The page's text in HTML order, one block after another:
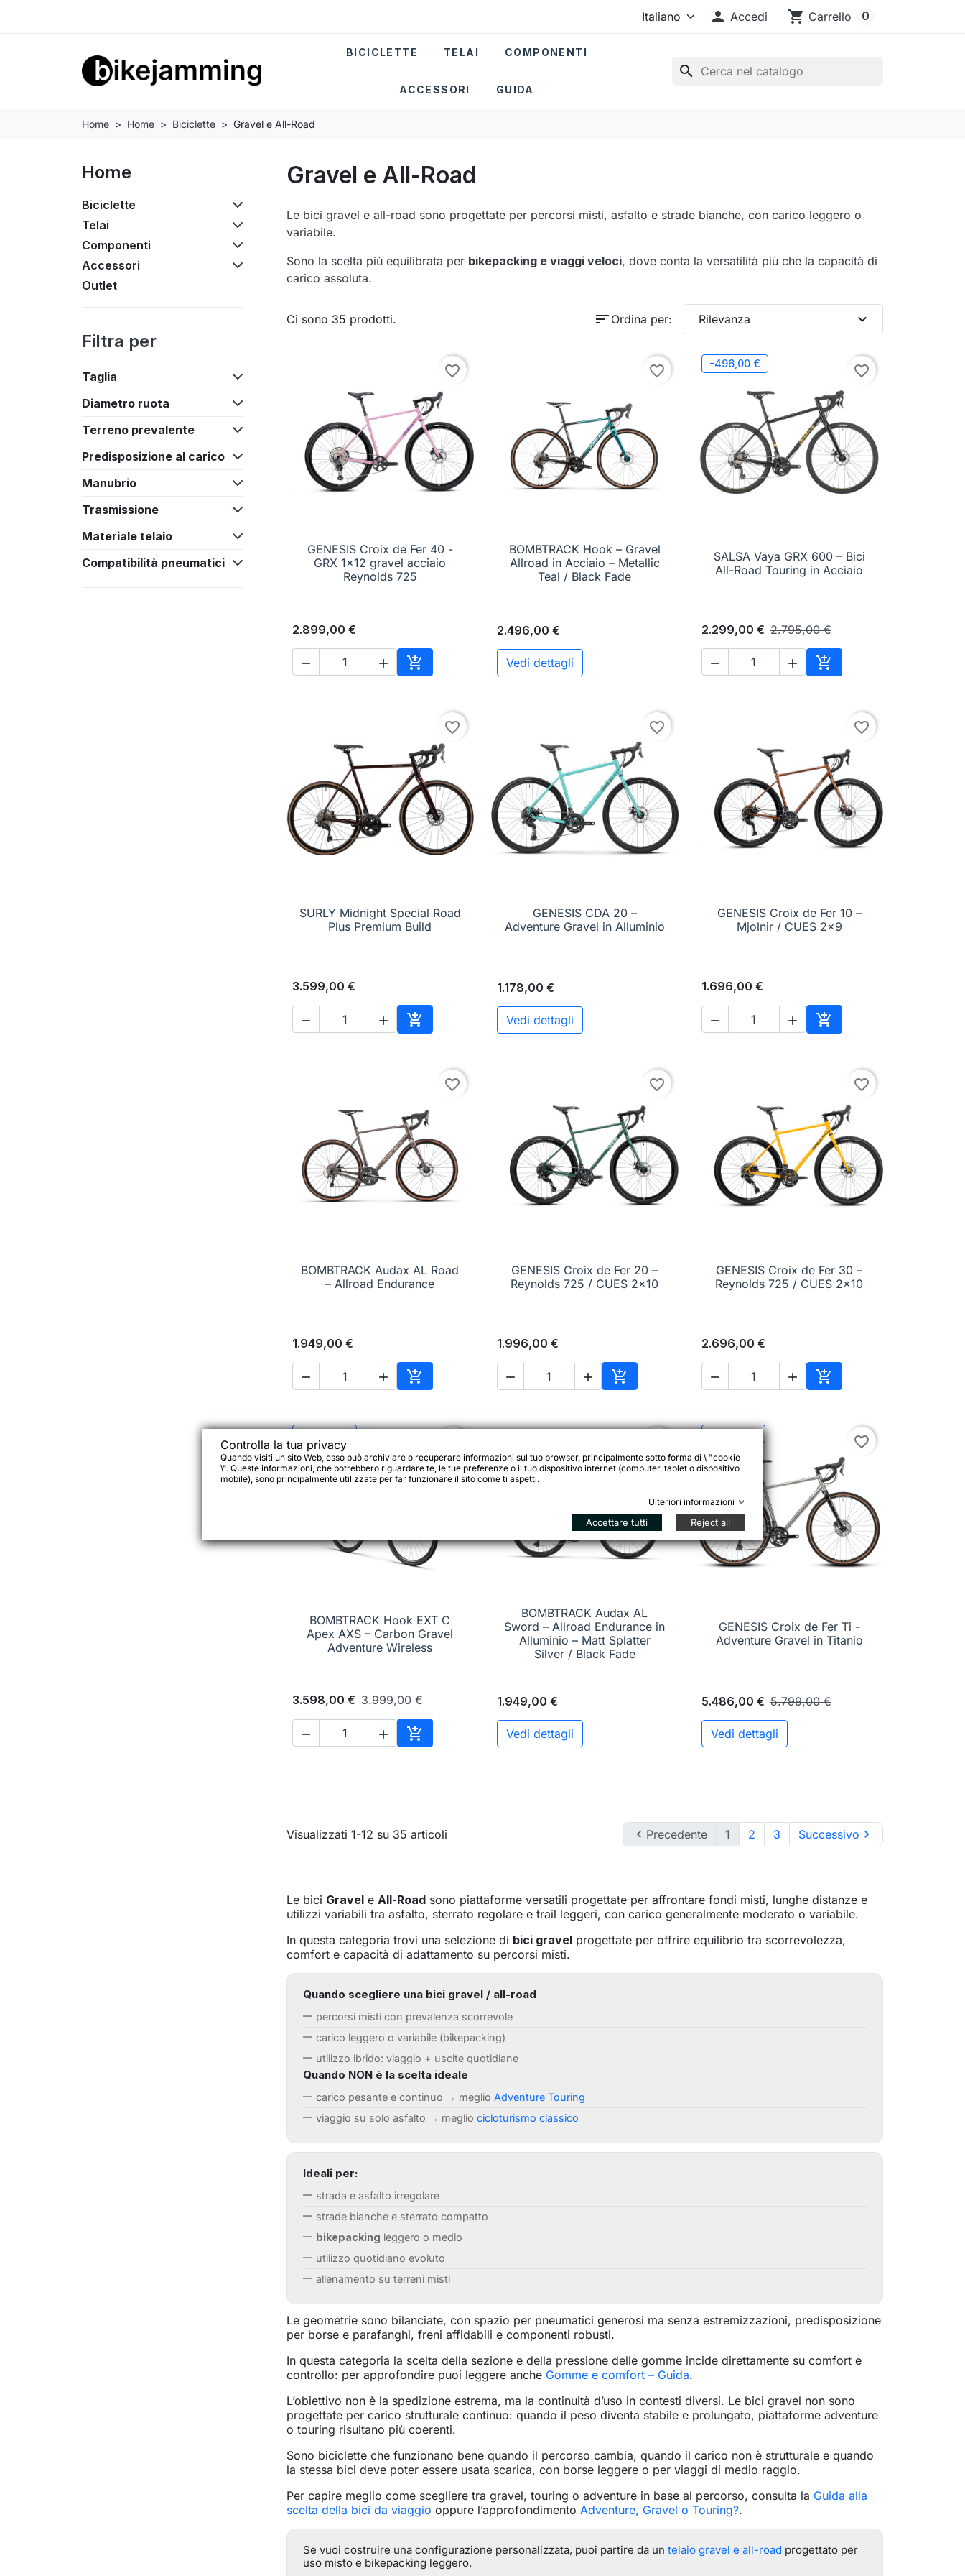
 Accedi shopping_cart Carrello 0
search
BICICLETTE TELAI COMPONENTI
ACCESSORI GUIDA
Home Home Biciclette Gravel e All-Road
Home
Biciclette
Telai
Componenti
Accessori
Outlet
Filtra per
Taglia
Diametro ruota
Terreno prevalente
Predisposizione al carico
Manubrio
Trasmissione
Materiale telaio
Compatibilità pneumatici
Gravel e All-Road
Le bici gravel e all-road sono progettate per percorsi misti, asfalto e strade bianche, con carico leggero o
variabile.
Sono la scelta più equilibrata per bikepacking e viaggi veloci, dove conta la versatilità più che la capacità di
carico assoluta.
Ci sono 35 prodotti. sort Ordina per: Rilevanza expand_more
favorite_border
 Anteprima
GENESIS Croix de Fer 40 -
GRX 1x12 gravel acciaio
Reynolds 725
2.899,00 €
  
Aggiungi al carrello
favorite_border
 Anteprima
BOMBTRACK Hook – Gravel
Allroad in Acciaio – Metallic
Teal / Black Fade
2.496,00 €
Vedi dettagli
-496,00 € favorite_border
 Anteprima
SALSA Vaya GRX 600 – Bici
All-Road Touring in Acciaio
2.299,00 € 2.795,00 €
  
Aggiungi al carrello
favorite_border
 Anteprima
SURLY Midnight Special Road
Plus Premium Build
3.599,00 €
  
Aggiungi al carrello
favorite_border
 Anteprima
GENESIS CDA 20 –
Adventure Gravel in Alluminio
1.178,00 €
Vedi dettagli
favorite_border
 Anteprima
GENESIS Croix de Fer 10 –
Mjolnir / CUES 2x9
1.696,00 €
  
Aggiungi al carrello
favorite_border
 Anteprima
BOMBTRACK Audax AL Road
– Allroad Endurance
1.949,00 €
  
Aggiungi al carrello
favorite_border
 Anteprima
GENESIS Croix de Fer 20 –
Reynolds 725 / CUES 2x10
1.996,00 €
  
Aggiungi al carrello
favorite_border
 Anteprima
GENESIS Croix de Fer 30 –
Reynolds 725 / CUES 2x10
2.696,00 €
  
Aggiungi al carrello
 Anteprima
BOMBTRACK Hook EXT C
Apex AXS – Carbon Gravel
Adventure Wireless
3.598,00 € 3.999,00 €
  
Aggiungi al carrello
 Anteprima
BOMBTRACK Audax AL
Sword – Allroad Endurance in
Alluminio – Matt Splatter
Silver / Black Fade
1.949,00 €
Vedi dettagli
favorite_border
 Anteprima
GENESIS Croix de Fer Ti -
Adventure Gravel in Titanio
5.486,00 € 5.799,00 €
Vedi dettagli
Visualizzati 1-12 su 35 articoli  Precedente 1 2 3 Successivo 
Le bici Gravel e All-Road sono piattaforme versatili progettate per affrontare fondi misti, lunghe distanze e
utilizzi variabili tra asfalto, sterrato regolare e trail leggeri, con carico generalmente moderato o variabile.
In questa categoria trovi una selezione di bici gravel progettate per offrire equilibrio tra scorrevolezza,
comfort e capacità di adattamento su percorsi misti.
Quando scegliere una bici gravel / all-road
percorsi misti con prevalenza scorrevole
carico leggero o variabile (bikepacking)
utilizzo ibrido: viaggio + uscite quotidiane
Quando NON è la scelta ideale
carico pesante e continuo → meglio Adventure Touring
viaggio su solo asfalto → meglio cicloturismo classico
Ideali per:
strada e asfalto irregolare
strade bianche e sterrato compatto
bikepacking leggero o medio
utilizzo quotidiano evoluto
allenamento su terreni misti
Le geometrie sono bilanciate, con spazio per pneumatici generosi ma senza estremizzazioni, predisposizione
per borse e parafanghi, freni affidabili e componenti robusti.
In questa categoria la scelta della sezione e della pressione delle gomme incide direttamente su comfort e
controllo: per approfondire puoi leggere anche Gomme e comfort – Guida.
L’obiettivo non è la spedizione estrema, ma la continuità d’uso in contesti diversi. Le bici gravel non sono
progettate per carico strutturale continuo: quando il peso diventa stabile e prolungato, piattaforme adventure
o touring risultano più coerenti.
Sono biciclette che funzionano bene quando il percorso cambia, quando il carico non è strutturale e quando
la stessa bici deve poter essere usata scarica, con borse leggere o per viaggi di medio raggio.
Per capire meglio come scegliere tra gravel, touring o adventure in base al percorso, consulta la Guida alla
scelta della bici da viaggio oppure l’approfondimento Adventure, Gravel o Touring?.
Se vuoi costruire una configurazione personalizzata, puoi partire da un telaio gravel e all-road progettato per
uso misto e bikepacking leggero.
Controlla la tua privacy
Quando visiti un sito Web, esso può archiviare o recuperare informazioni sul tuo browser, principalmente sotto forma di \ "cookie
\". Queste informazioni, che potrebbero riguardare te, le tue preferenze o il tuo dispositivo internet (computer, tablet o dispositivo
mobile), sono principalmente utilizzate per far funzionare il sito come ti aspetti.
Ulteriori informazioni
Accettare tutti Reject all